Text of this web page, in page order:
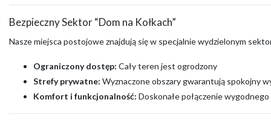
Bezpieczny Sektor “Dom na Kołkach”
Nasze miejsca postojowe znajdują się w specjalnie wydzielonym
Ograniczony dostęp: Cały teren jest ogrodzony
Strefy prywatne: Wyznaczone obszary gwarantują spokojny
Komfort i funkcjonalność: Doskonałe połączenie